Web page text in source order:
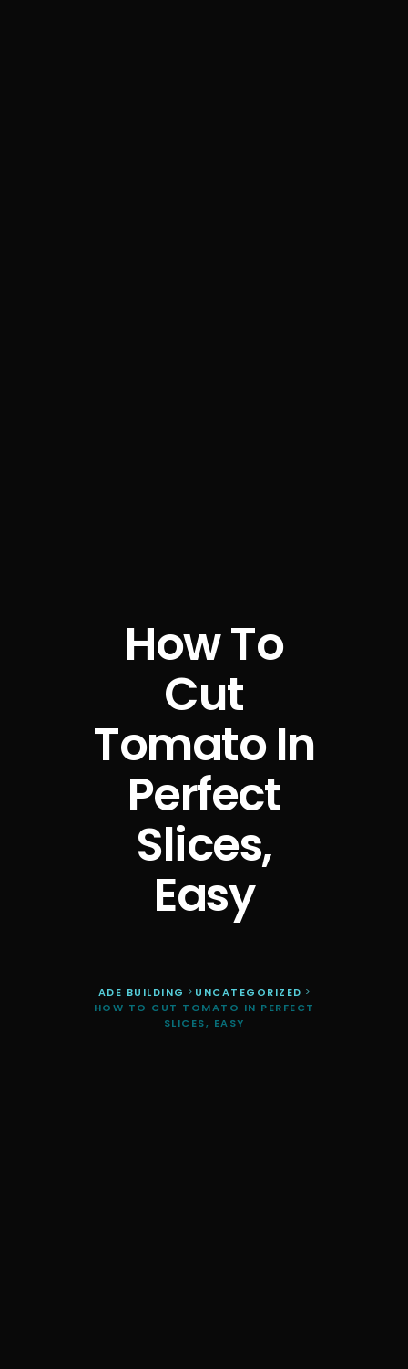
How To
Cut
Tomato In
Perfect
Slices,
Easy
ADE BUILDING > UNCATEGORIZED >
HOW TO CUT TOMATO IN PERFECT
SLICES, EASY